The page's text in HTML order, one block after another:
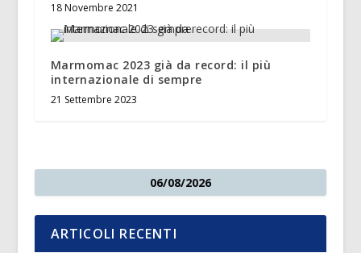
18 Novembre 2021
Marmomac 2023 già da record: il più
internazionale di sempre
21 Settembre 2023
06/08/2026
ARTICOLI RECENTI